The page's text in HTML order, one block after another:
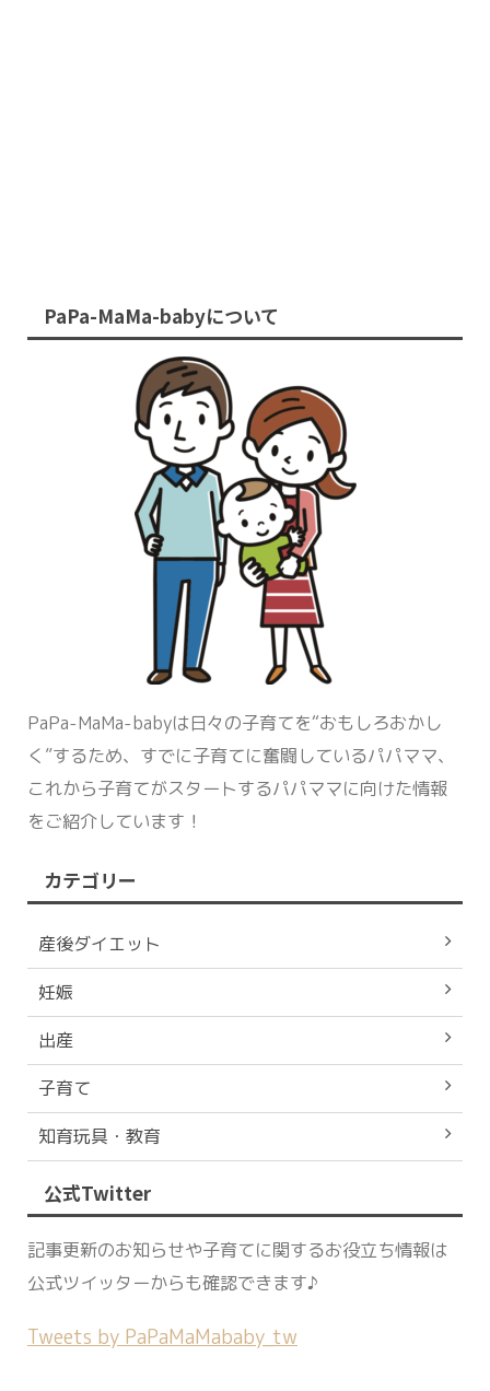
PaPa-MaMa-babyについて
PaPa-MaMa-babyは日々の子育てを“おもしろおかし
く”するため、すでに子育てに奮闘しているパパママ、
これから子育てがスタートするパパママに向けた情報
をご紹介しています！
カテゴリー
産後ダイエット
妊娠
出産
子育て
知育玩具・教育
公式Twitter
記事更新のお知らせや子育てに関するお役立ち情報は
公式ツイッターからも確認できます♪
Tweets by PaPaMaMababy_tw